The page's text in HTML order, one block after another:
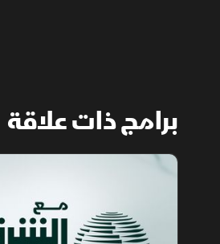
برامج ذات علاقة
مع الشرق الأوسط